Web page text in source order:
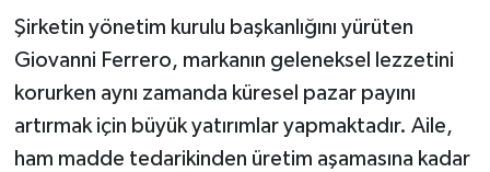
Şirketin yönetim kurulu başkanlığını yürüten
Giovanni Ferrero, markanın geleneksel lezzetini
korurken aynı zamanda küresel pazar payını
artırmak için büyük yatırımlar yapmaktadır. Aile,
ham madde tedarikinden üretim aşamasına kadar